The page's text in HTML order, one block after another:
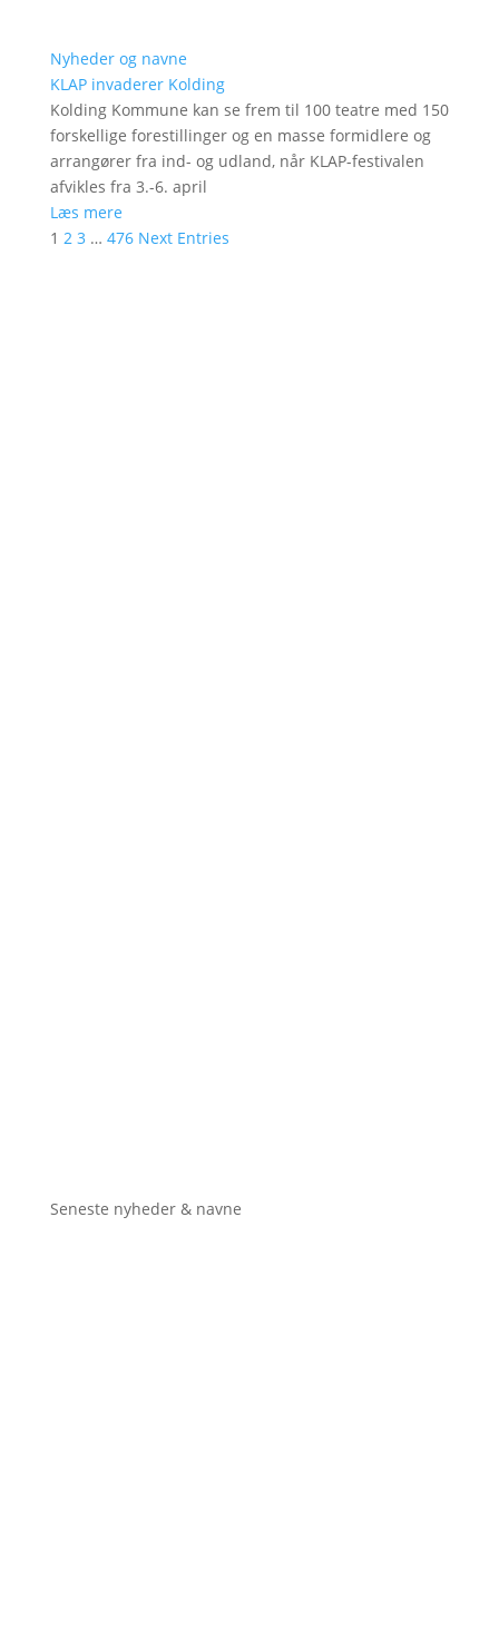
Nyheder og navne
KLAP invaderer Kolding
Kolding Kommune kan se frem til 100 teatre med 150
forskellige forestillinger og en masse formidlere og
arrangører fra ind- og udland, når KLAP-festivalen
afvikles fra 3.-6. april
Læs mere
1 2 3 … 476 Next Entries
Seneste nyheder & navne